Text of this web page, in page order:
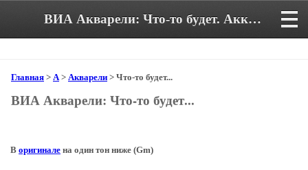
ВИА Акварели: Что-то будет. Аккорды и текст песни в тональности Am
Главная > А> Акварели > Что-то будет...
ВИА Акварели: Что-то будет...
В оригинале на один тон ниже (Gm)